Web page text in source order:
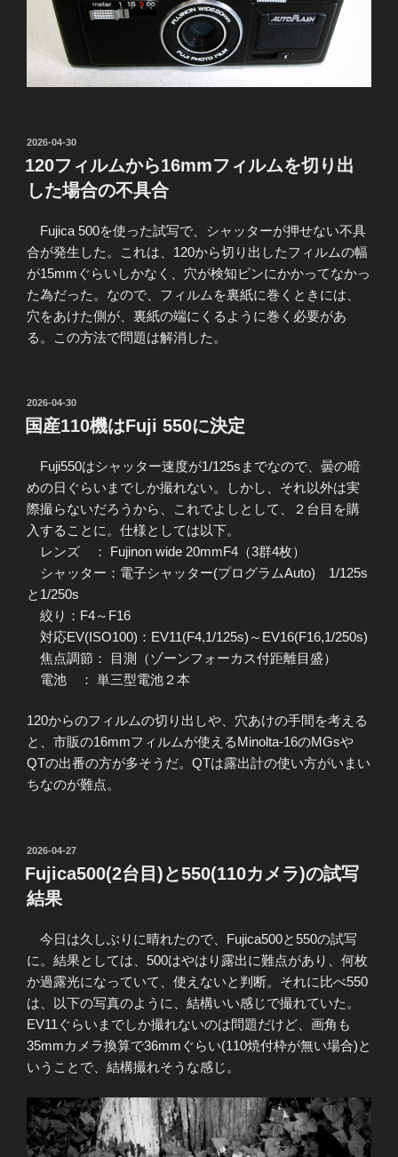
投
稿
日:
2026-04-30
120フィルムから16mmフィルムを切り出
した場合の不具合
Fujica 500を使った試写で、シャッターが押せない不具
合が発生した。これは、120から切り出したフィルムの幅
が15mmぐらいしかなく、穴が検知ピンにかかってなかっ
た為だった。なので、フィルムを裏紙に巻くときには、
穴をあけた側が、裏紙の端にくるように巻く必要があ
る。この方法で問題は解消した。
投
稿
日:
2026-04-30
国産110機はFuji 550に決定
Fuji550はシャッター速度が1/125sまでなので、曇の暗
めの日ぐらいまでしか撮れない。しかし、それ以外は実
際撮らないだろうから、これでよしとして、２台目を購
入することに。仕様としては以下。
レンズ ： Fujinon wide 20mmF4（3群4枚）
シャッター：電子シャッター(プログラムAuto) 1/125s
と1/250s
絞り：F4～F16
対応EV(ISO100)：EV11(F4,1/125s)～EV16(F16,1/250s)
焦点調節： 目測（ゾーンフォーカス付距離目盛）
電池 ： 単三型電池２本
120からのフィルムの切り出しや、穴あけの手間を考える
と、市販の16mmフィルムが使えるMinolta-16のMGsや
QTの出番の方が多そうだ。QTは露出計の使い方がいまい
ちなのが難点。
投
稿
日:
2026-04-27
Fujica500(2台目)と550(110カメラ)の試写
結果
今日は久しぶりに晴れたので、Fujica500と550の試写
に。結果としては、500はやはり露出に難点があり、何枚
か過露光になっていて、使えないと判断。それに比べ550
は、以下の写真のように、結構いい感じで撮れていた。
EV11ぐらいまでしか撮れないのは問題だけど、画角も
35mmカメラ換算で36mmぐらい(110焼付枠が無い場合)と
いうことで、結構撮れそうな感じ。